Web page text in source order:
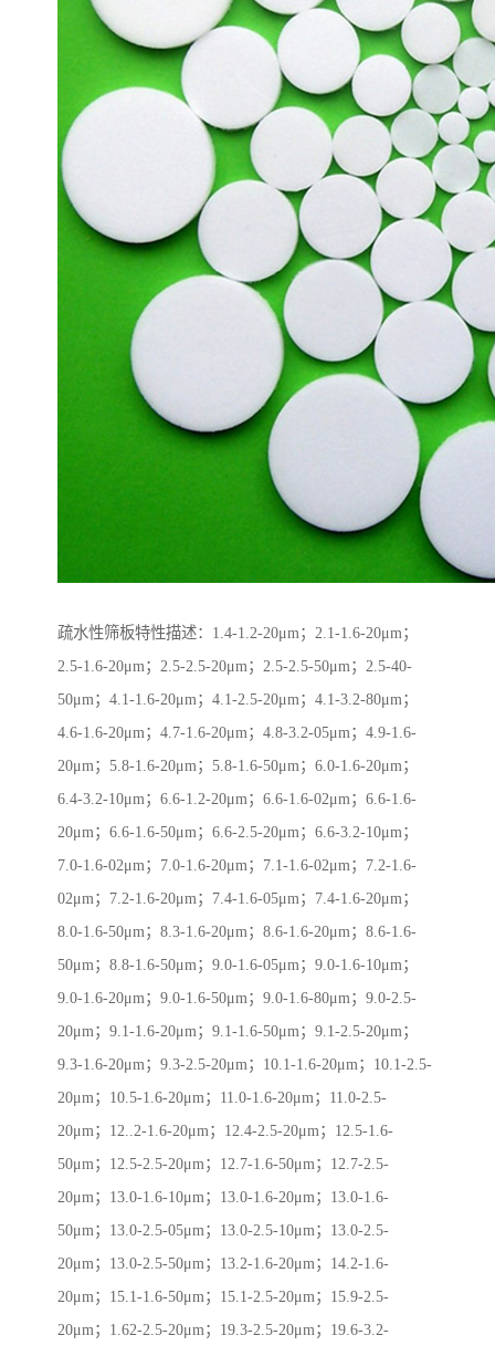
疏水性筛板特性描述：1.4-1.2-20μm；2.1-1.6-20μm；
2.5-1.6-20μm；2.5-2.5-20μm；2.5-2.5-50μm；2.5-40-
50μm；4.1-1.6-20μm；4.1-2.5-20μm；4.1-3.2-80μm；
4.6-1.6-20μm；4.7-1.6-20μm；4.8-3.2-05μm；4.9-1.6-
20μm；5.8-1.6-20μm；5.8-1.6-50μm；6.0-1.6-20μm；
6.4-3.2-10μm；6.6-1.2-20μm；6.6-1.6-02μm；6.6-1.6-
20μm；6.6-1.6-50μm；6.6-2.5-20μm；6.6-3.2-10μm；
7.0-1.6-02μm；7.0-1.6-20μm；7.1-1.6-02μm；7.2-1.6-
02μm；7.2-1.6-20μm；7.4-1.6-05μm；7.4-1.6-20μm；
8.0-1.6-50μm；8.3-1.6-20μm；8.6-1.6-20μm；8.6-1.6-
50μm；8.8-1.6-50μm；9.0-1.6-05μm；9.0-1.6-10μm；
9.0-1.6-20μm；9.0-1.6-50μm；9.0-1.6-80μm；9.0-2.5-
20μm；9.1-1.6-20μm；9.1-1.6-50μm；9.1-2.5-20μm；
9.3-1.6-20μm；9.3-2.5-20μm；10.1-1.6-20μm；10.1-2.5-
20μm；10.5-1.6-20μm；11.0-1.6-20μm；11.0-2.5-
20μm；12..2-1.6-20μm；12.4-2.5-20μm；12.5-1.6-
50μm；12.5-2.5-20μm；12.7-1.6-50μm；12.7-2.5-
20μm；13.0-1.6-10μm；13.0-1.6-20μm；13.0-1.6-
50μm；13.0-2.5-05μm；13.0-2.5-10μm；13.0-2.5-
20μm；13.0-2.5-50μm；13.2-1.6-20μm；14.2-1.6-
20μm；15.1-1.6-50μm；15.1-2.5-20μm；15.9-2.5-
20μm；1.62-2.5-20μm；19.3-2.5-20μm；19.6-3.2-